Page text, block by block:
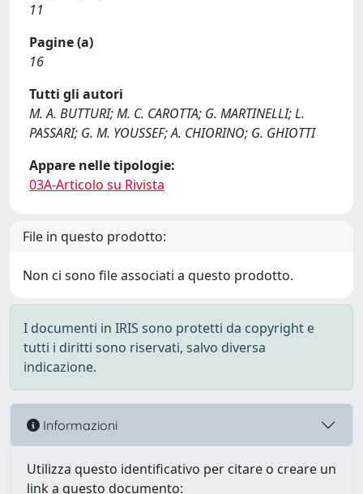
11
Pagine (a)
16
Tutti gli autori
M. A. BUTTURI; M. C. CAROTTA; G. MARTINELLI; L.
PASSARI; G. M. YOUSSEF; A. CHIORINO; G. GHIOTTI
Appare nelle tipologie:
03A-Articolo su Rivista
File in questo prodotto:
Non ci sono file associati a questo prodotto.
I documenti in IRIS sono protetti da copyright e
tutti i diritti sono riservati, salvo diversa
indicazione.
Informazioni
Utilizza questo identificativo per citare o creare un
link a questo documento: